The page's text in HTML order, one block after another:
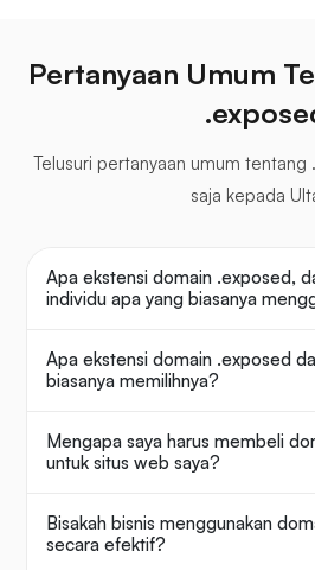
Pertanyaan Umum
Telusuri pertanyaan umum tentang
saja kepada
Apa ekstensi domain .exposed,
individu apa yang biasanya
Apa ekstensi domain .exposed
biasanya memilihnya?
Mengapa saya harus membeli
untuk situs web saya?
Bisakah bisnis menggunakan
secara efektif?